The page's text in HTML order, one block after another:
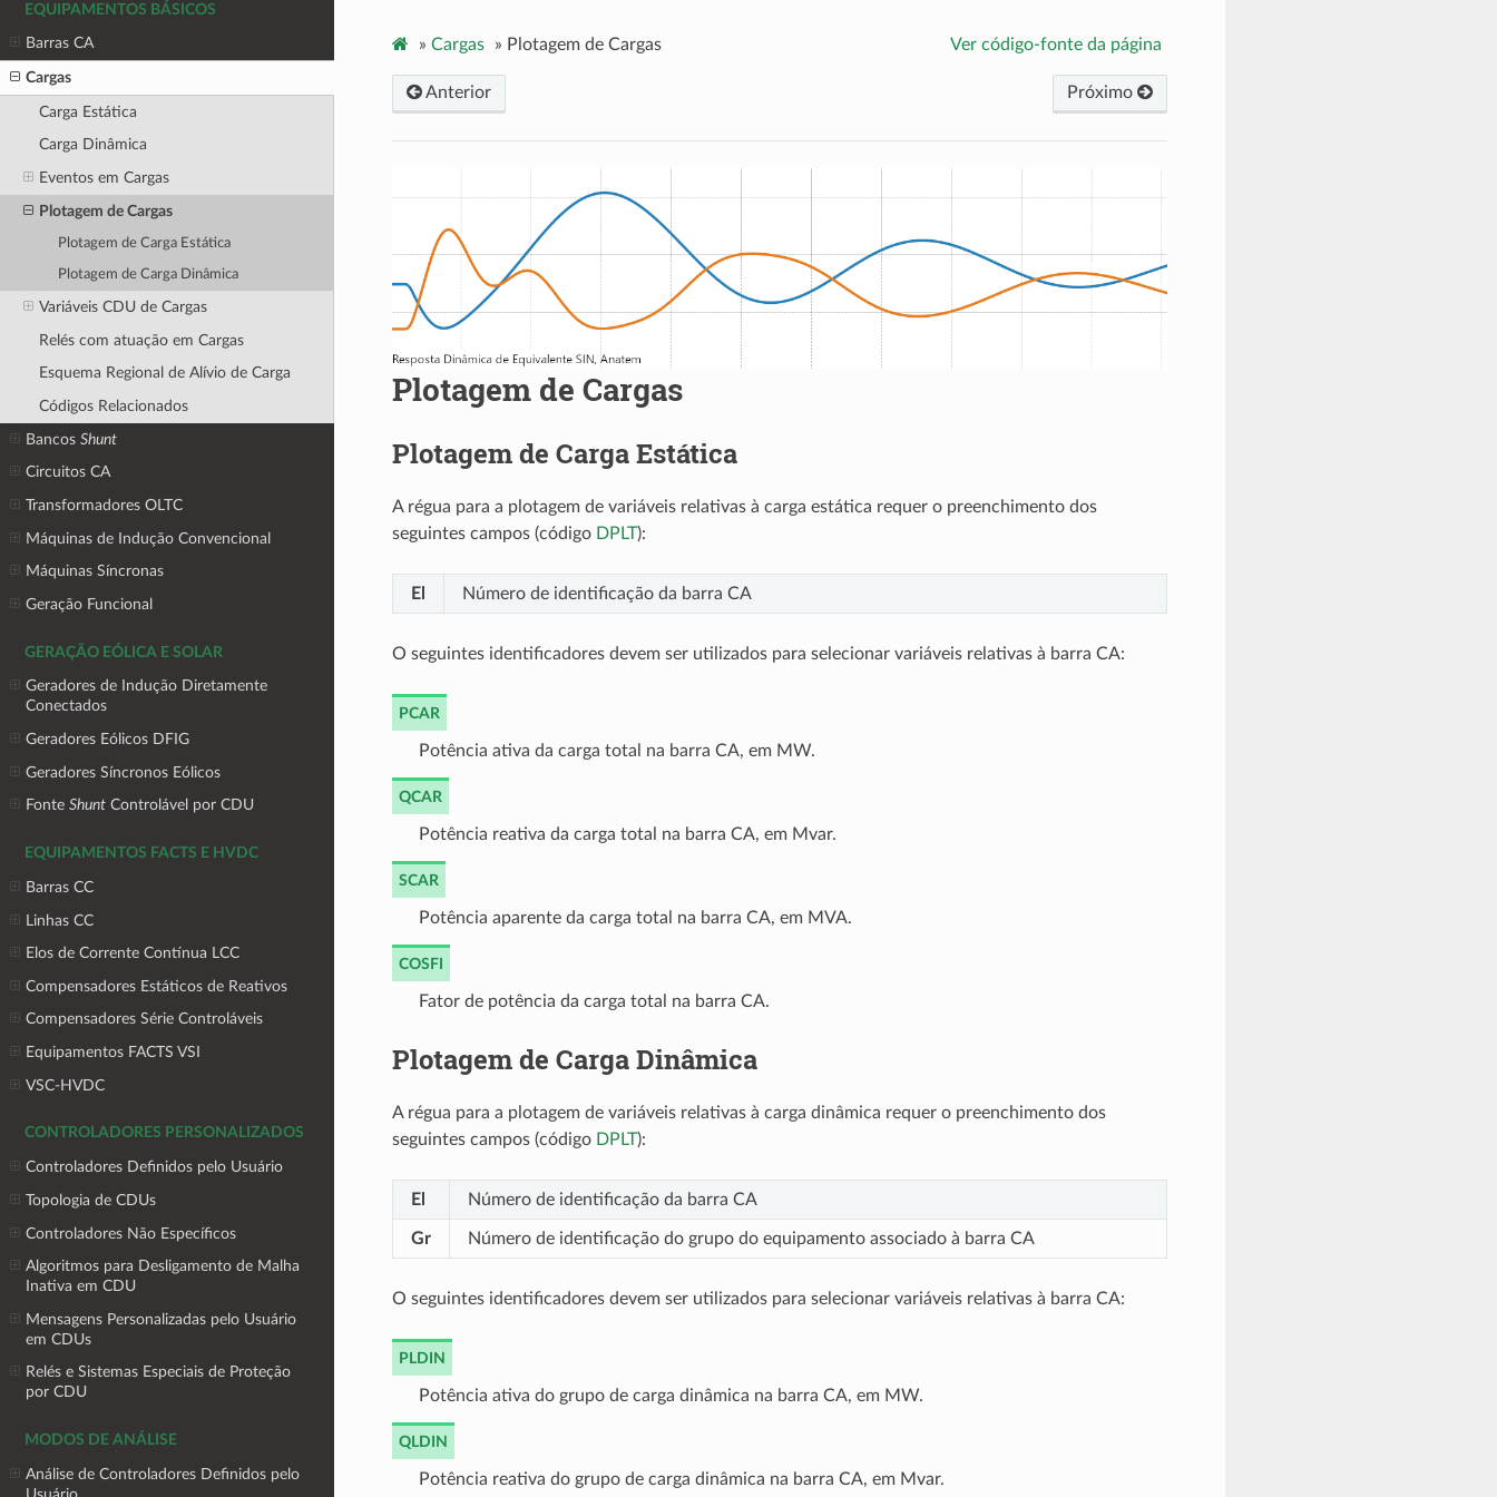
EQUIPAMENTOS BÁSICOS
Barras CA
Cargas
Carga Estática
Carga Dinâmica
Eventos em Cargas
Plotagem de Cargas
Plotagem de Carga Estática
Plotagem de Carga Dinâmica
Variáveis CDU de Cargas
Relés com atuação em Cargas
Esquema Regional de Alívio de Carga
Códigos Relacionados
BancosShunt
Circuitos CA
Transformadores OLTC
Máquinas de Indução Convencional
Máquinas Síncronas
Geração Funcional
GERAÇÃO EÓLICA E SOLAR
Geradores de Indução Diretamente
Conectados
Geradores Eólicos DFIG
Geradores Síncronos Eólicos
FonteShunt Controlável por CDU
EQUIPAMENTOS FACTS E HVDC
Barras CC
Linhas CC
Elos de Corrente Contínua LCC
Compensadores Estáticos de Reativos
Compensadores Série Controláveis
Equipamentos FACTS VSI
VSC-HVDC
CONTROLADORES PERSONALIZADOS
Controladores Definidos pelo Usuário
Topologia de CDUs
Controladores Não Específicos
Algoritmos para Desligamento de Malha
Inativa em CDU
Mensagens Personalizadas pelo Usuário
em CDUs
Relés e Sistemas Especiais de Proteção
por CDU
MODOS DE ANÁLISE
Análise de Controladores Definidos pelo
» Cargas » Plotagem de Cargas Ver código-fonte da página
Próximo
Anterior
Plotagem de Cargas
Plotagem de Carga Estática
A régua para a plotagem de variáveis relativas à carga estática requer o preenchimento dos
seguintes campos (código DPLT):
El Número de identificação da barra CA
O seguintes identificadores devem ser utilizados para selecionar variáveis relativas à barra CA:
PCAR
Potência ativa da carga total na barra CA, em MW.
QCAR
Potência reativa da carga total na barra CA, em Mvar.
SCAR
Potência aparente da carga total na barra CA, em MVA.
COSFI
Fator de potência da carga total na barra CA.
Plotagem de Carga Dinâmica
A régua para a plotagem de variáveis relativas à carga dinâmica requer o preenchimento dos
seguintes campos (código DPLT):
El Número de identificação da barra CA
Gr Número de identificação do grupo do equipamento associado à barra CA
O seguintes identificadores devem ser utilizados para selecionar variáveis relativas à barra CA:
PLDIN
Potência ativa do grupo de carga dinâmica na barra CA, em MW.
QLDIN
Potência reativa do grupo de carga dinâmica na barra CA, em Mvar.